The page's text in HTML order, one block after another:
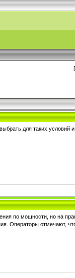
[
для таких условий
по мощности, но на
Операторы отмечают,